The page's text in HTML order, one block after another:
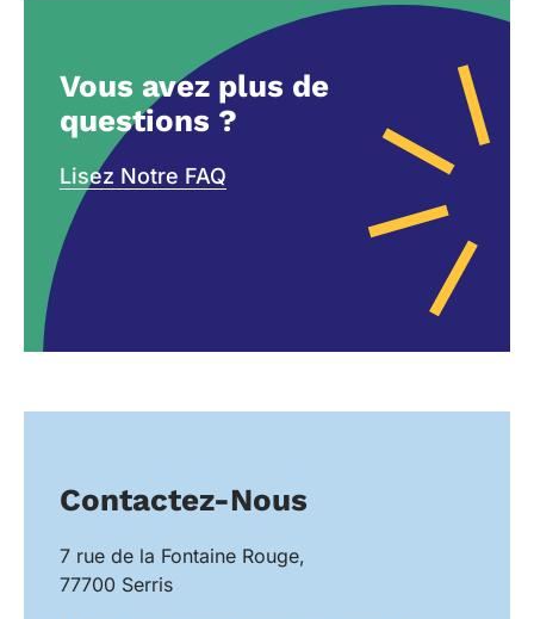
Vous avez plus de
questions ?
Lisez Notre FAQ
Contactez-Nous
7 rue de la Fontaine Rouge,
77700 Serris